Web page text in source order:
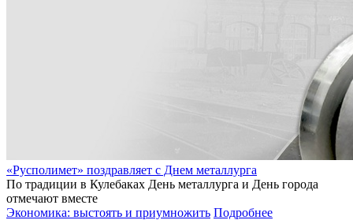
«Русполимет» поздравляет с Днем металлурга
По традиции в Кулебаках День металлурга и День города
отмечают вместе
Экономика: выстоять и приумножить Подробнее